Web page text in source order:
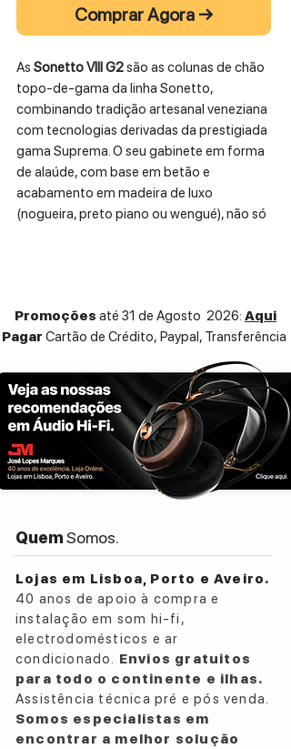
Comprar Agora →
As Sonetto VIII G2são as colunas de chão
topo‑de‑gama da linha Sonetto,
combinando tradição artesanal veneziana
com tecnologias derivadas da prestigiada
gama Suprema. O seu gabinete em forma
de alaúde, com base em betão e
acabamento em madeira de luxo
(nogueira, preto piano ou wengué), não só
cúpula de seda, um midrange Camelia de
6,5″ montado em câmara interna
revestida de cortiça e dois woofers de 8″
com anel de desmodulação em alumínio
— arquitetura fruto de heranças de design
técnico dos modelos Suprema.
ESPECIFICAÇÕES TÉCNICAS:
System: 3‑way floorstanding speaker,
firing woofers
Tweeter: 1.1″ DAD™ Arrow Point silk dome
with copper shorting ring
Midrange: 1 × 6.5″ Camelia driver in
cork‑lined enclosure
Woofers: 2 × 8″ paper‑pulp sandwich
cone with aluminium demodulation rings
Crossover points: approx. 350 Hz &
2 500 Hz
Frequency response (–3 dB): 33 Hz –
40 kHz
Promoções até 31 de Agosto 2026: Aqui
Pagar Cartão de Crédito, Paypal, Transferência
QuemSomos.
Lojas em Lisboa, Porto e Aveiro.
40 anos de apoio à compra e
instalação em som hi-fi,
electrodomésticos e ar
condicionado. Envios gratuitos
para todo o continente e ilhas.
Assistência técnica pré e pós venda.
Somos especialistas em
encontrar a melhor solução